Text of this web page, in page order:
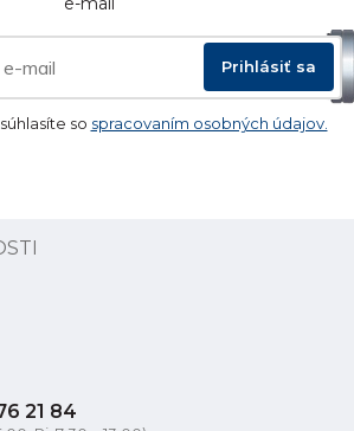
Prihlásiť sa
so spracovaním osobných údajov.
21 84